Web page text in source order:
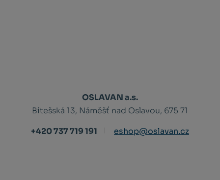
OSLAVAN a.s.
Bítešská 13, Náměšť nad Oslavou, 675 71
+420 737 719 191
eshop@oslavan.cz